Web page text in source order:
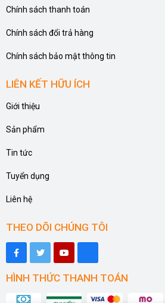
Chính sách thanh toán
Chính sách đổi trả hàng
Chính sách bảo mật thông tin
LIÊN KẾT HỮU ÍCH
Giới thiệu
Sản phẩm
Tin tức
Tuyển dụng
Liên hệ
THEO DÕI CHÚNG TÔI
HÌNH THỨC THANH TOÁN